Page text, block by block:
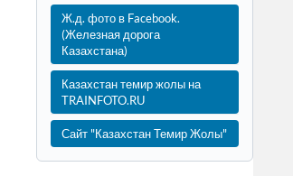
Ж.д. фото в Facebook.
(Железная дорога
Казахстана)
Казахстан темир жолы на
TRAINFOTO.RU
Сайт "Казахстан Темир Жолы"